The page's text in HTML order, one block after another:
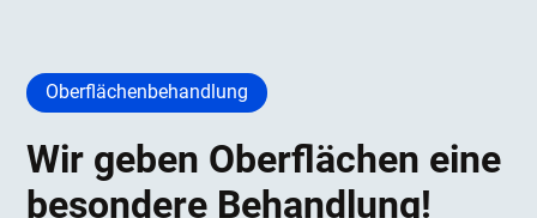
Oberflächenbehandlung
Wir geben Oberflächen eine
besondere Behandlung!